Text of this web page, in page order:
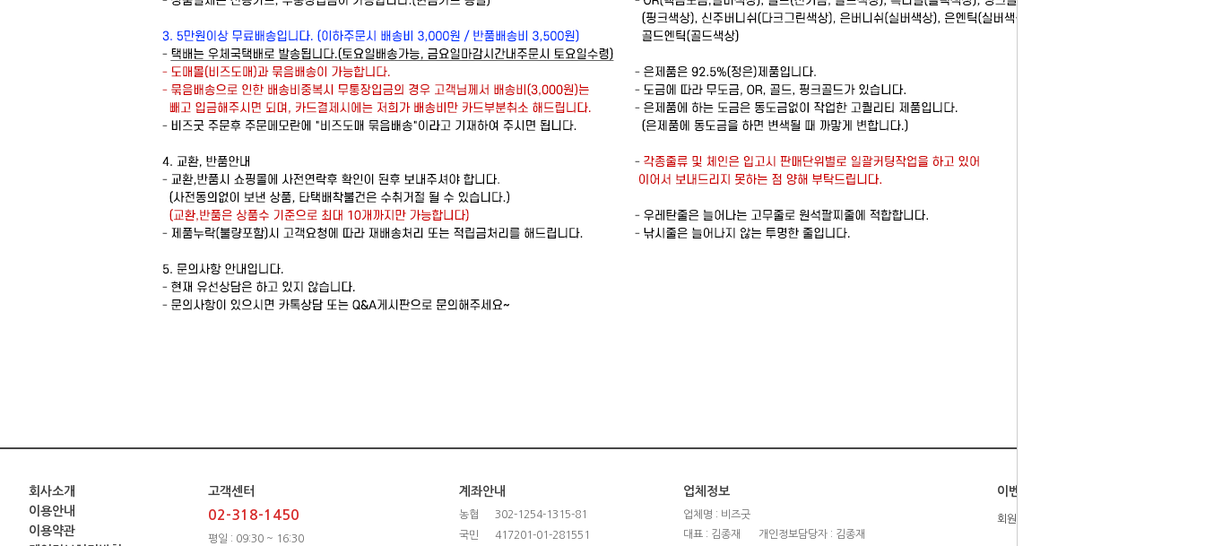
회사소개
이용안내
이용약관
고객센터
02-318-1450
평일 : 09:30 ~ 16:30
계좌안내
농협
302-1254-1315-81
국민
417201-01-281551
업체정보
업체명 : 비즈굿
대표 : 김종재
개인정보담당자 : 김종재
이벤트
회원등급제